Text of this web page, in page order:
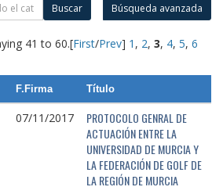
Buscar Búsqueda avanzada
41 to 60.[First/Prev] 1 , 2, 3, 4, 5, 6
F.Firma Título
07/11/2017
PROTOCOLO GENRAL DE
ACTUACIÓN ENTRE LA
UNIVERSIDAD DE MURCIA Y
LA FEDERACIÓN DE GOLF DE
LA REGIÓN DE MURCIA